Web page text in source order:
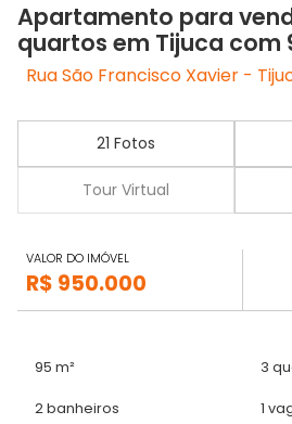
Apartamento para
quartos em Tijuca com
Rua São Francisco Xavier -
21 Fotos
Tour Virtual
VALOR DO IMÓVEL
R$ 950.000
95 m² 3
2 banheiros 1